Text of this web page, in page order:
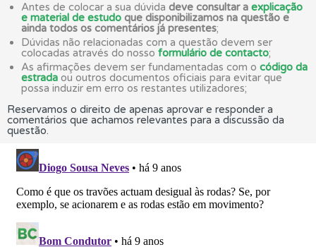
Antes de colocar a sua dúvida deve consultar a explicação
e material de estudo que disponibilizamos na questão e
ainda todos os comentários já presentes;
Dúvidas não relacionadas com a questão devem ser
colocadas através do nosso formulário de contacto;
As afirmações devem ser fundamentadas com o código da
estrada ou outros documentos oficiais para evitar que
possa induzir em erro os restantes utilizadores;
Reservamos o direito de apenas aprovar e responder a
comentários que achamos relevantes para a discussão da
questão.